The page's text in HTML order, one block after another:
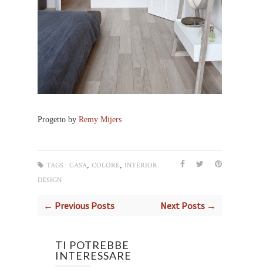
Progetto by Remy Mijers
TAGS : CASA COLORE
INTERIOR
DESIGN
← Previous Posts Next Posts →
TI POTREBBE
INTERESSARE